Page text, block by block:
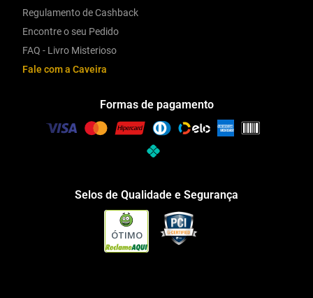
Regulamento de Cashback
Encontre o seu Pedido
FAQ - Livro Misterioso
Fale com a Caveira
Formas de pagamento
Selos de Qualidade e Segurança
ÓTIMO